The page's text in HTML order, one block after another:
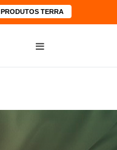
PRODUTOS TERRA